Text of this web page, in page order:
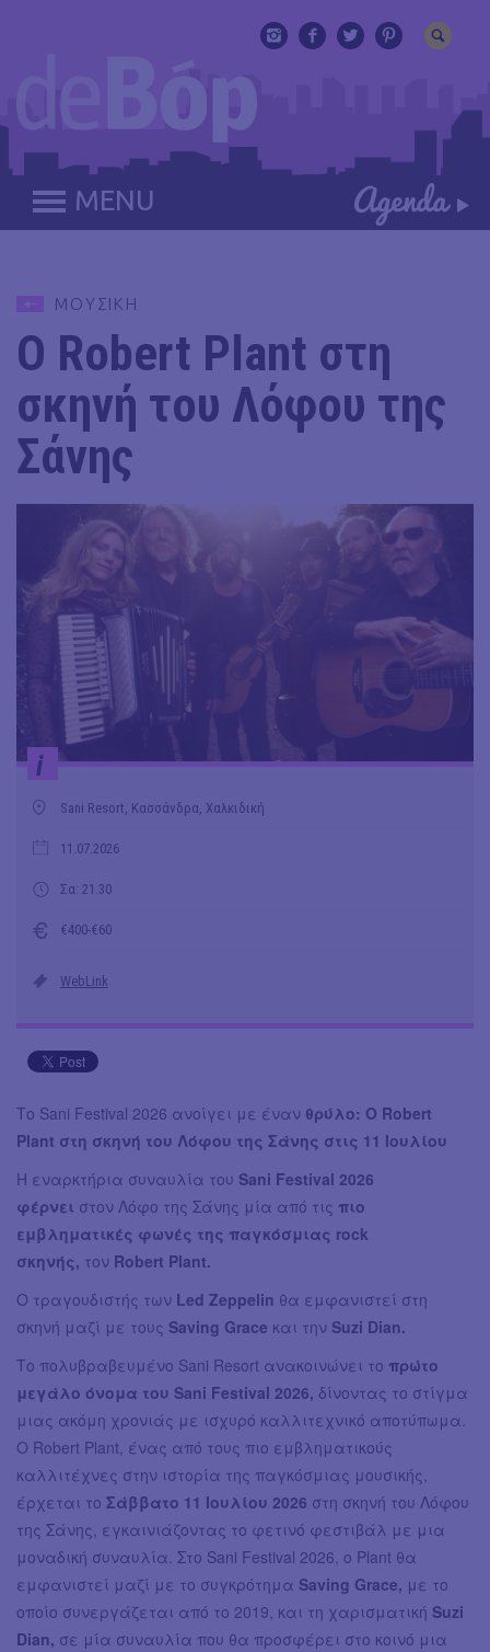
MENU
ΜΟΥΣΙΚΗ
Ο Robert Plant στη
σκηνή του Λόφου της
Σάνης
i
Sani Resort, Κασσάνδρα, Χαλκιδική
11.07.2026
Σα: 21.30
€400-€60
WebLink
Το Sani Festival 2026 ανοίγει με έναν θρύλο: Ο Robert
Plant στη σκηνή του Λόφου της Σάνης στις 11 Ιουλίου
Η εναρκτήρια συναυλία του Sani Festival 2026
φέρνει στον Λόφο της Σάνης μία από τις πιο
εμβληματικές φωνές της παγκόσμιας rock
σκηνής, τον Robert Plant.
Ο τραγουδιστής των Led Zeppelin θα εμφανιστεί στη
σκηνή μαζί με τους Saving Grace και την Suzi Dian.
Το πολυβραβευμένο Sani Resort ανακοινώνει το πρώτο
μεγάλο όνομα του Sani Festival 2026, δίνοντας το στίγμα
μιας ακόμη χρονιάς με ισχυρό καλλιτεχνικό αποτύπωμα.
Ο Robert Plant, ένας από τους πιο εμβληματικούς
καλλιτέχνες στην ιστορία της παγκόσμιας μουσικής,
έρχεται το Σάββατο 11 Ιουλίου 2026 στη σκηνή του Λόφου
της Σάνης, εγκαινιάζοντας το φετινό φεστιβάλ με μια
μοναδική συναυλία. Στο Sani Festival 2026, ο Plant θα
εμφανιστεί μαζί με το συγκρότημα Saving Grace, με το
οποίο συνεργάζεται από το 2019, και τη χαρισματική Suzi
Dian, σε μία συναυλία που θα προσφέρει στο κοινό μια